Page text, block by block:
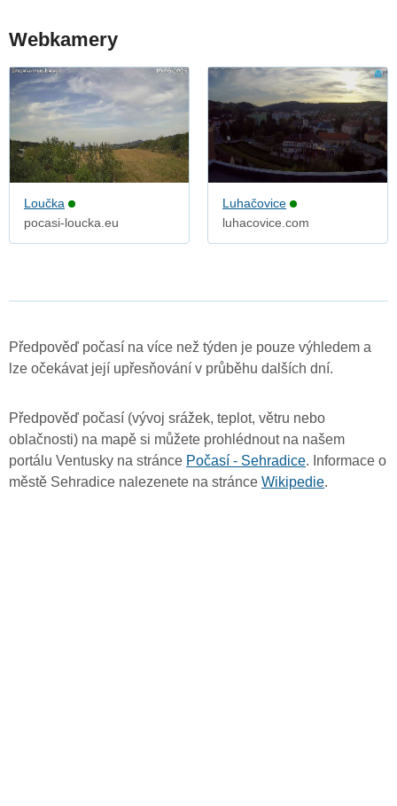
Webkamery
Loučka
pocasi-loucka.eu
Luhačovice
luhacovice.com
Předpověď počasí na více než týden je pouze výhledem a
lze očekávat její upřesňování v průběhu dalších dní.
Předpověď počasí (vývoj srážek, teplot, větru nebo
oblačnosti) na mapě si můžete prohlédnout na našem
portálu Ventusky na stránce Počasí - Sehradice. Informace o
městě Sehradice nalezenete na stránce Wikipedie.